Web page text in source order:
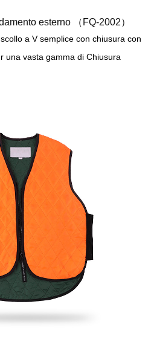
esterno （FQ-2002）
a V semplice con chiusura con
una vasta gamma di Chiusura